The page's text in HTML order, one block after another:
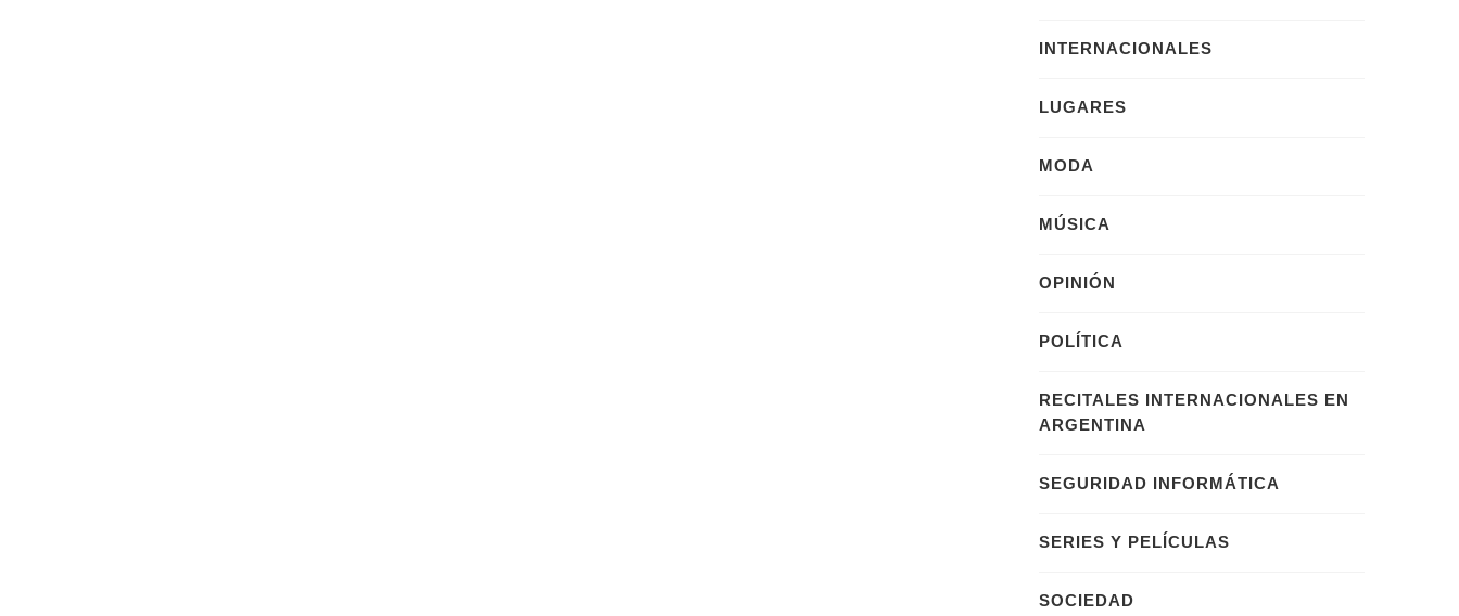
INTERNACIONALES
LUGARES
MODA
MÚSICA
OPINIÓN
POLÍTICA
RECITALES INTERNACIONALES EN
ARGENTINA
SEGURIDAD INFORMÁTICA
SERIES Y PELÍCULAS
SOCIEDAD